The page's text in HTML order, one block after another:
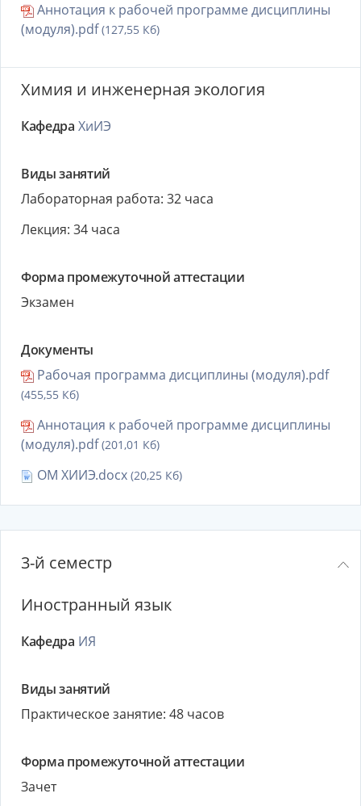
Аннотация к рабочей программе дисциплины
(модуля).pdf(127,55 Кб)
Химия и инженерная экология
Кафедра ХиИЭ
Виды занятий
Лабораторная работа: 32 часа
Лекция: 34 часа
Форма промежуточной аттестации
Экзамен
Документы
Рабочая программа дисциплины (модуля).pdf
(455,55 Кб)
Аннотация к рабочей программе дисциплины
(модуля).pdf(201,01 Кб)
ОМ ХИИЭ.docx (20,25 Кб)
3-й семестр
Иностранный язык
Кафедра ИЯ
Виды занятий
Практическое занятие: 48 часов
Форма промежуточной аттестации
Зачет